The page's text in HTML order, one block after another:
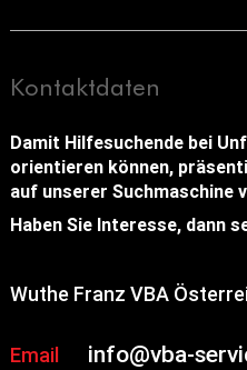
Kontaktdaten
Damit Hilfesuchende bei
orientieren können,
auf unserer Suchmaschine
Haben Sie Interesse, dann
Wuthe Franz VBA
Email info@vba-